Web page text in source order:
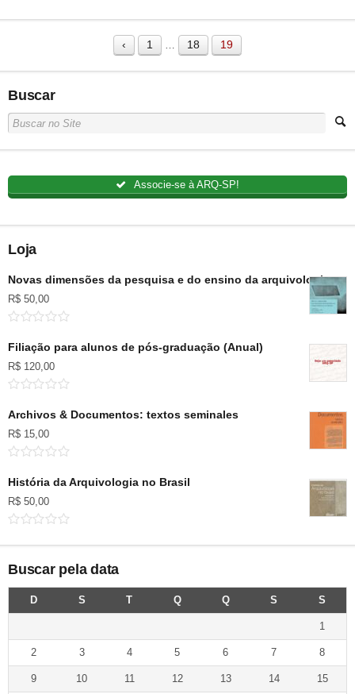
‹ 1 … 18 19
Buscar
Associe-se à ARQ-SP!
Loja
Novas dimensões da pesquisa e do ensino da arquivologia no
R$ 50,00
Filiação para alunos de pós-graduação (Anual)
R$ 120,00
Archivos & Documentos: textos seminales
R$ 15,00
História da Arquivologia no Brasil
R$ 50,00
Buscar pela data
D S T Q Q S S
1
2 3 4 5 6 7 8
9 10 11 12 13 14 15